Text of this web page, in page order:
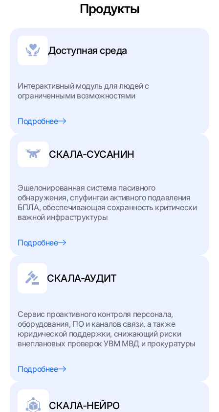
Продукты
Доступная среда
Интерактивный модуль для людей с
ограниченными возможностями
Подробнее
СКАЛА-СУСАНИН
Эшелонированная система пасивного
обнаружения, спуфингаи активного подавления
БПЛА, обеспечивающая сохранность критически
важной инфраструктуры
Подробнее
СКАЛА-АУДИТ
Сервис проактивного контроля персонала,
оборудования, ПО и каналов связи, а также
юридической поддержки, снижающий риски
внеплановых проверок УВМ МВД и прокуратуры
Подробнее
СКАЛА-НЕЙРО